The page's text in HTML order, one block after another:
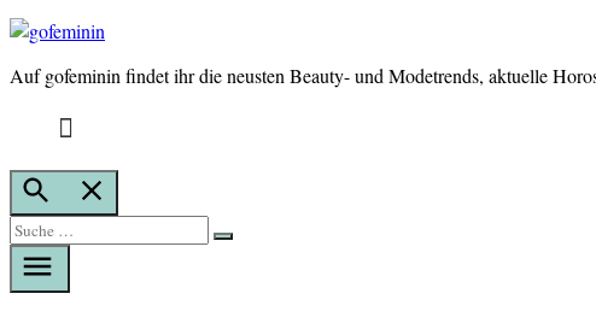
gofeminin
Auf gofeminin findet ihr die neusten Beauty- und Modetrends, aktuelle
Suche
öffnen
Suche
nach:
Suche